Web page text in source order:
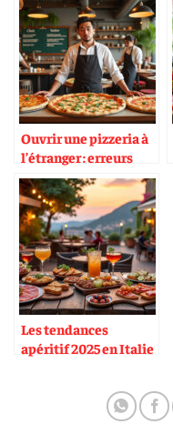
Ouvrir une pizzeria à
l’étranger : erreurs
fréquentes
Les tendances
apéritif 2025 en Italie